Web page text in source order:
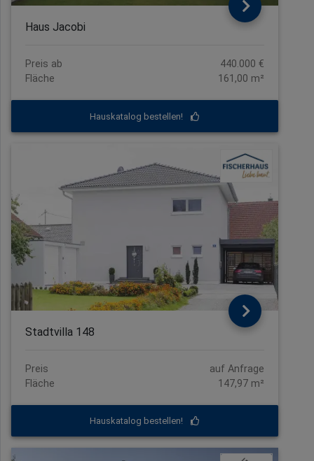
Haus Jacobi
Preis ab
440.000 €
Fläche
161,00 m²
Hauskatalog bestellen!
Stadtvilla 148
Preis
auf Anfrage
Fläche
147,97 m²
Hauskatalog bestellen!